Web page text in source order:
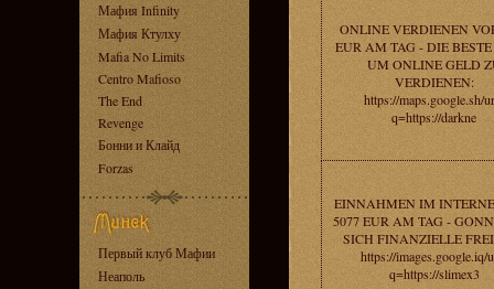
Мафия Infinity
Мафия Ктулху
Mafia No Limits
Centro Mafioso
The End
Revenge
Бонни и Клайд
Forzas
Первый клуб Мафии
Неаполь
ONLINE VERDIENEN
EUR AM TAG - DIE BESTE
UM ONLINE GELD
VERDIENEN:
https://maps.google.sh/
q=https://darkne
EINNAHMEN IM
5077 EUR AM TAG -
SICH FINANZIELLE
https://images.google.iq/
q=https://slimex3